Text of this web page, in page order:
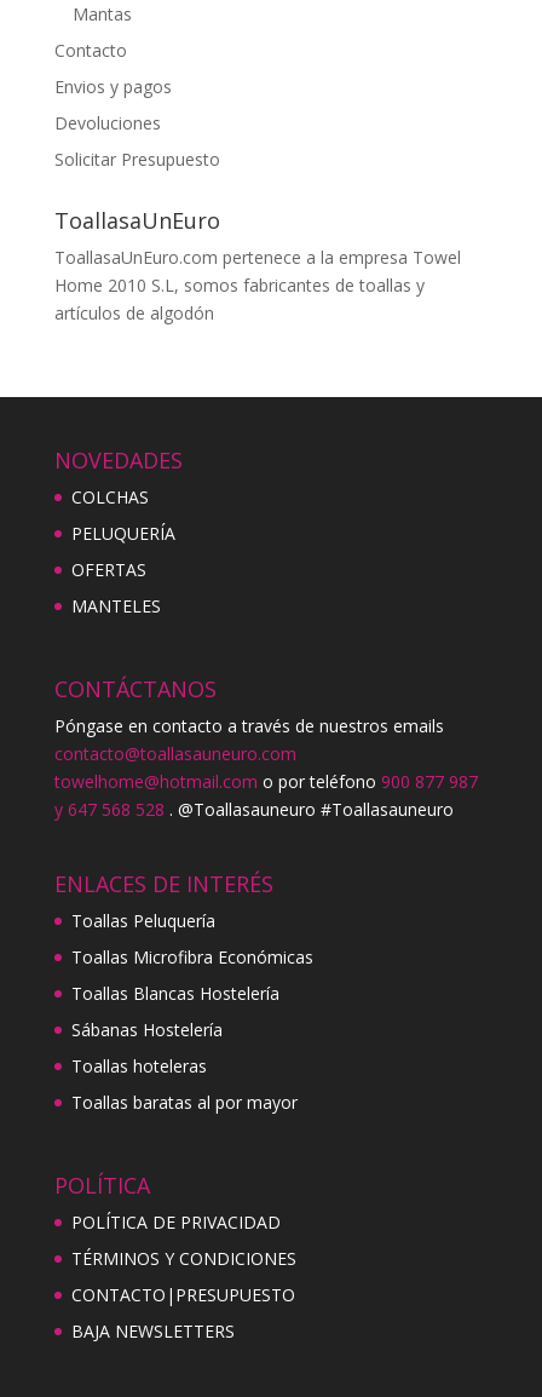
Mantas
Contacto
Envios y pagos
Devoluciones
Solicitar Presupuesto
ToallasaUnEuro
ToallasaUnEuro.com pertenece a la empresa Towel
Home 2010 S.L, somos fabricantes de toallas y
artículos de algodón
NOVEDADES
COLCHAS
PELUQUERÍA
OFERTAS
MANTELES
CONTÁCTANOS
Póngase en contacto a través de nuestros emails
contacto@toallasauneuro.com
towelhome@hotmail.com o por teléfono 900 877 987
y 647 568 528 . @Toallasauneuro #Toallasauneuro
ENLACES DE INTERÉS
Toallas Peluquería
Toallas Microfibra Económicas
Toallas Blancas Hostelería
Sábanas Hostelería
Toallas hoteleras
Toallas baratas al por mayor
POLÍTICA
POLÍTICA DE PRIVACIDAD
TÉRMINOS Y CONDICIONES
CONTACTO|PRESUPUESTO
BAJA NEWSLETTERS